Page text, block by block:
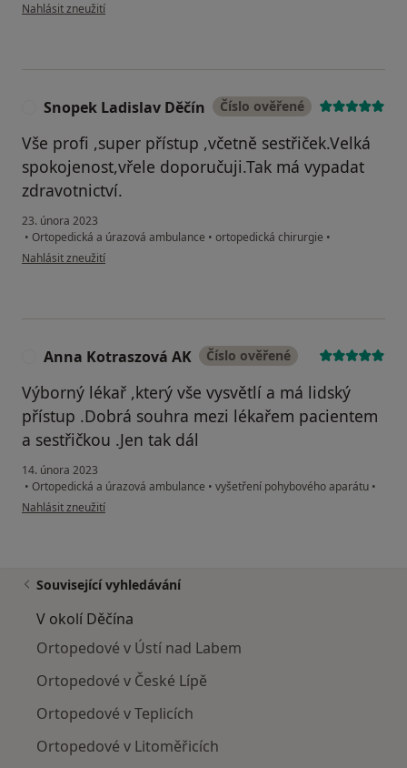
podle názoru uživatele Ivan Moltaš
Nahlásit zneužití
Snopek Ladislav Děčín Číslo ověřené
Vše profi ,super přístup ,včetně sestřiček.Velká
spokojenost,vřele doporučuji.Tak má vypadat
zdravotnictví.
23. února 2023
• Ortopedická a úrazová ambulance • ortopedická chirurgie •
podle názoru uživatele Snopek Ladislav Děčín
Nahlásit zneužití
Anna Kotraszová AK Číslo ověřené
Výborný lékař ,který vše vysvětlí a má lidský
přístup .Dobrá souhra mezi lékařem pacientem
a sestřičkou .Jen tak dál
14. února 2023
• Ortopedická a úrazová ambulance • vyšetření pohybového aparátu •
podle názoru uživatele Anna Kotraszová AK
Nahlásit zneužití
Související vyhledávání
V okolí Děčína
Ortopedové v Ústí nad Labem
Ortopedové v České Lípě
Ortopedové v Teplicích
Ortopedové v Litoměřicích